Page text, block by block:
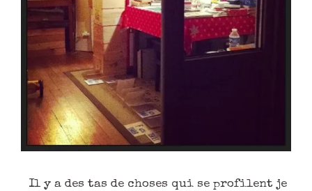
Il y a des tas de choses qui se profilent je